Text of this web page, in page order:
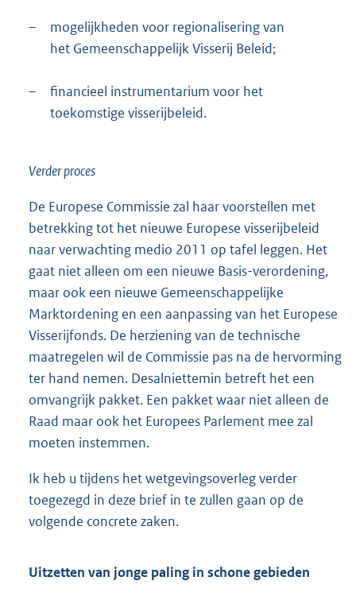
–
mogelijkheden voor regionalisering van
het Gemeenschappelijk Visserij Beleid;
–
financieel instrumentarium voor het
toekomstige visserijbeleid.
Verder proces
De Europese Commissie zal haar voorstellen met
betrekking tot het nieuwe Europese visserijbeleid
naar verwachting medio 2011 op tafel leggen. Het
gaat niet alleen om een nieuwe Basis-verordening,
maar ook een nieuwe Gemeenschappelijke
Marktordening en een aanpassing van het Europese
Visserijfonds. De herziening van de technische
maatregelen wil de Commissie pas na de hervorming
ter hand nemen. Desalniettemin betreft het een
omvangrijk pakket. Een pakket waar niet alleen de
Raad maar ook het Europees Parlement mee zal
moeten instemmen.
Ik heb u tijdens het wetgevingsoverleg verder
toegezegd in deze brief in te zullen gaan op de
volgende concrete zaken.
Uitzetten van jonge paling in schone gebieden